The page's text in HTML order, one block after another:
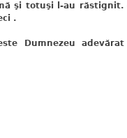
şi totuşi l-au
.
Dumnezeu